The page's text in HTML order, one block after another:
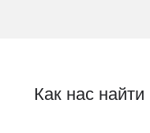
Как нас найти